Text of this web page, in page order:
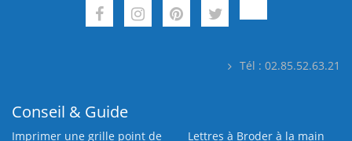
Tél : 02.85.52.63.21
Conseil & Guide
Imprimer une grille point de
Lettres à Broder à la main